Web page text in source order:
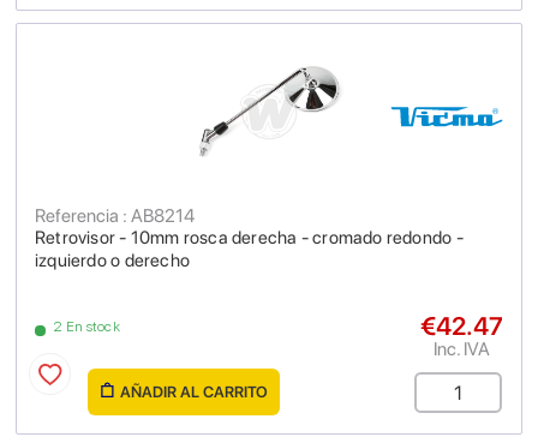
Retrovisor - 10mm rosca derecha - cromado redondo -
izquierdo o derecho
Referencia : AB8214
2 En stock €42.47
Inc. IVA
AÑADIR AL CARRITO